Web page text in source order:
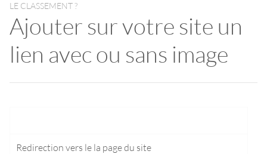
LE CLASSEMENT ?
Ajouter sur votre site un
lien avec ou sans image
Redirection vers le la page du site